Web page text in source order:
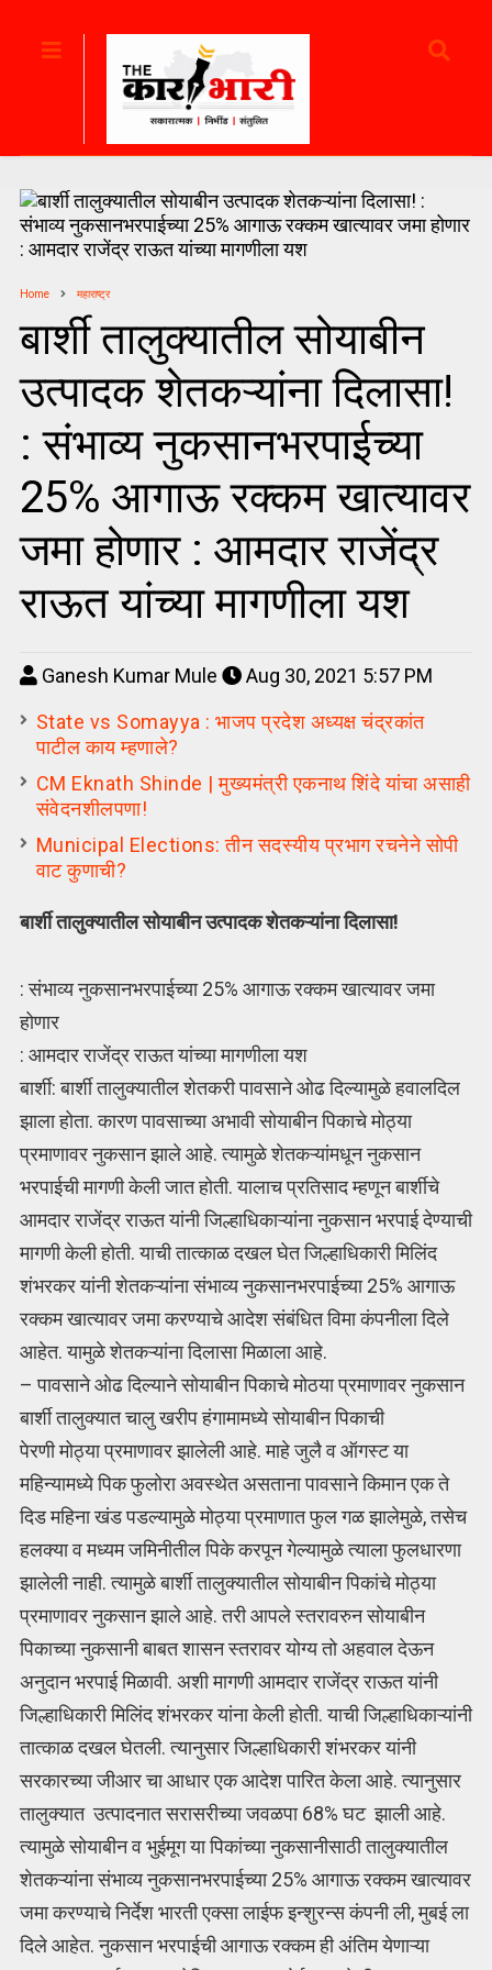
Home महाराष्ट्र
बार्शी तालुक्यातील सोयाबीन
उत्पादक शेतकऱ्यांना दिलासा!
: संभाव्य नुकसानभरपाईच्या
25% आगाऊ रक्कम खात्यावर
जमा होणार : आमदार राजेंद्र
राऊत यांच्या मागणीला यश
Ganesh Kumar Mule
Aug 30, 2021 5:57 PM
State vs Somayya : भाजप प्रदेश अध्यक्ष चंद्रकांत
पाटील काय म्हणाले?
CM Eknath Shinde | मुख्यमंत्री एकनाथ शिंदे यांचा असाही
संवेदनशीलपणा!
Municipal Elections: तीन सदस्यीय प्रभाग रचनेने सोपी
वाट कुणाची?
बार्शी तालुक्यातील सोयाबीन उत्पादक शेतकऱ्यांना दिलासा!
: संभाव्य नुकसानभरपाईच्या 25% आगाऊ रक्कम खात्यावर जमा
होणार
: आमदार राजेंद्र राऊत यांच्या मागणीला यश
बार्शी: बार्शी तालुक्यातील शेतकरी पावसाने ओढ दिल्यामुळे हवालदिल
झाला होता. कारण पावसाच्या अभावी सोयाबीन पिकाचे मोठ्या
प्रमाणावर नुकसान झाले आहे. त्यामुळे शेतकऱ्यांमधून नुकसान
भरपाईची मागणी केली जात होती. यालाच प्रतिसाद म्हणून बार्शीचे
आमदार राजेंद्र राऊत यांनी जिल्हाधिकाऱ्यांना नुकसान भरपाई देण्याची
मागणी केली होती. याची तात्काळ दखल घेत जिल्हाधिकारी मिलिंद
शंभरकर यांनी शेतकऱ्यांना संभाव्य नुकसानभरपाईच्या 25% आगाऊ
रक्कम खात्यावर जमा करण्याचे आदेश संबंधित विमा कंपनीला दिले
आहेत. यामुळे शेतकऱ्यांना दिलासा मिळाला आहे.
– पावसाने ओढ दिल्याने सोयाबीन पिकाचे मोठया प्रमाणावर नुकसान
बार्शी तालुक्यात चालु खरीप हंगामामध्ये सोयाबीन पिकाची
पेरणी मोठ्या प्रमाणावर झालेली आहे. माहे जुलै व ऑगस्ट या
महिन्यामध्ये पिक फुलोरा अवस्थेत असताना पावसाने किमान एक ते
दिड महिना खंड पडल्यामुळे मोठ्या प्रमाणात फुल गळ झालेमुळे, तसेच
हलक्या व मध्यम जमिनीतील पिके करपून गेल्यामुळे त्याला फुलधारणा
झालेली नाही. त्यामुळे बार्शी तालुक्यातील सोयाबीन पिकांचे मोठ्या
प्रमाणावर नुकसान झाले आहे. तरी आपले स्तरावरुन सोयाबीन
पिकाच्या नुकसानी बाबत शासन स्तरावर योग्य तो अहवाल देऊन
अनुदान भरपाई मिळावी. अशी मागणी आमदार राजेंद्र राऊत यांनी
जिल्हाधिकारी मिलिंद शंभरकर यांना केली होती. याची जिल्हाधिकाऱ्यांनी
तात्काळ दखल घेतली. त्यानुसार जिल्हाधिकारी शंभरकर यांनी
सरकारच्या जीआर चा आधार एक आदेश पारित केला आहे. त्यानुसार
तालुक्यात उत्पादनात सरासरीच्या जवळपा 68% घट झाली आहे.
त्यामुळे सोयाबीन व भुईमूग या पिकांच्या नुकसानीसाठी तालुक्यातील
शेतकऱ्यांना संभाव्य नुकसानभरपाईच्या 25% आगाऊ रक्कम खात्यावर
जमा करण्याचे निर्देश भारती एक्सा लाईफ इन्शुरन्स कंपनी ली, मुबई ला
दिले आहेत. नुकसान भरपाईची आगाऊ रक्कम ही अंतिम येणाऱ्या